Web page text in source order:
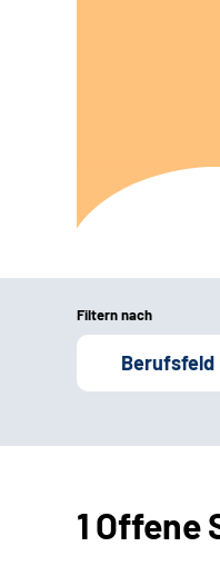
Filtern nach
Berufsfeld
1 Offene